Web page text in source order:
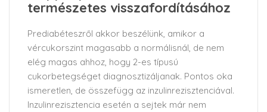
természetes visszafordításához
Prediabéteszről akkor beszélünk, amikor a
vércukorszint magasabb a normálisnál, de nem
elég magas ahhoz, hogy 2-es típusú
cukorbetegséget diagnosztizáljanak. Pontos oka
ismeretlen, de összefügg az inzulinrezisztenciával.
Inzulinrezisztencia esetén a sejtek már nem